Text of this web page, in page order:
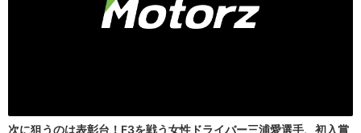
次に狙うのは表彰台！F3を戦う女性ドライバー三浦愛選手、初入賞